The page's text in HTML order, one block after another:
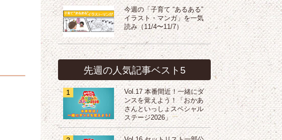
今週の「子育て “あるある”
イラスト・マンガ」を一気
読み（11/4〜11/7）
先週の人気記事ベスト5
1
Vol.17 本番間近！一緒にダ
ンスを覚えよう！「おかあ
さんといっしょスペシャル
ステージ2026」